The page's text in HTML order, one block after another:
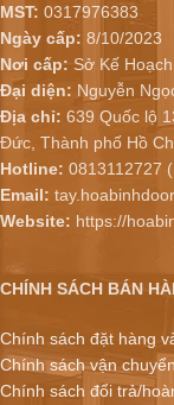
MST: 0317976383
Ngày cấp: 8/10/2023
Nơi cấp: Sở Kế
Đại diện: Nguyễn
Địa chỉ: 639 Quốc lộ
Đức, Thành phố Hồ
Hotline: 0813112727
Email:
Website: https://
CHÍNH SÁCH BÁN
Chính sách đặt hàng
Chính sách vận
Chính sách đổi trả/